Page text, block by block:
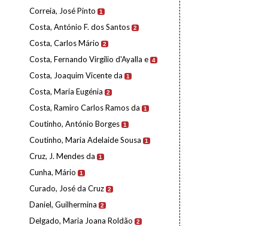
Correia, José Pinto 1
Costa, António F. dos Santos 2
Costa, Carlos Mário 2
Costa, Fernando Virgílio d'Ayalla e 4
Costa, Joaquim Vicente da 1
Costa, Maria Eugénia 2
Costa, Ramiro Carlos Ramos da 1
Coutinho, António Borges 1
Coutinho, Maria Adelaide Sousa 1
Cruz, J. Mendes da 1
Cunha, Mário 1
Curado, José da Cruz 2
Daniel, Guilhermina 2
Delgado, Maria Joana Roldão 2